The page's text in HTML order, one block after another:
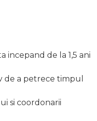
incepand de la 1,5 ani
de a petrece timpul
si coordonarii